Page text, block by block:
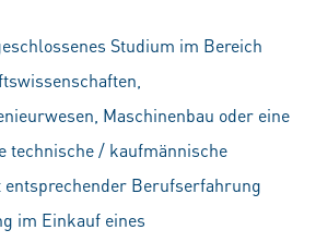
Studium im Bereich
Maschinenbau oder eine
technische / kaufmännische
Berufserfahrung
im Einkauf eines